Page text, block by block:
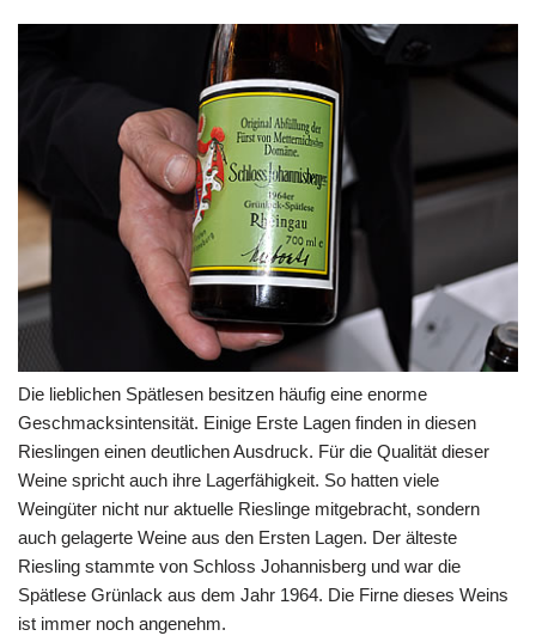
Die lieblichen Spätlesen besitzen häufig eine enorme
Geschmacksintensität. Einige Erste Lagen finden in diesen
Rieslingen einen deutlichen Ausdruck. Für die Qualität dieser
Weine spricht auch ihre Lagerfähigkeit. So hatten viele
Weingüter nicht nur aktuelle Rieslinge mitgebracht, sondern
auch gelagerte Weine aus den Ersten Lagen. Der älteste
Riesling stammte von Schloss Johannisberg und war die
Spätlese Grünlack aus dem Jahr 1964. Die Firne dieses Weins
ist immer noch angenehm.